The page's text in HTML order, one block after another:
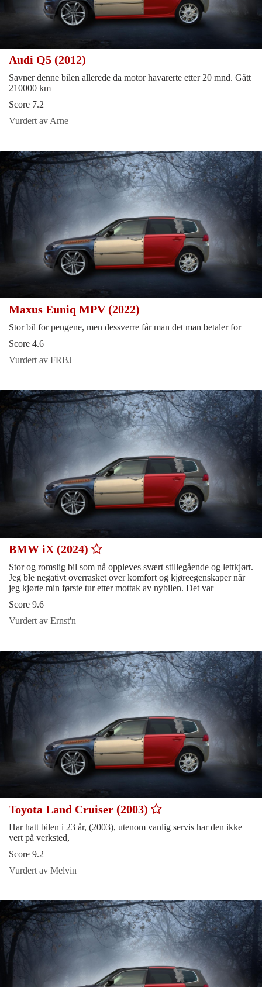
Audi Q5 (2012)
Savner denne bilen allerede da motor havarerte etter 20 mnd. Gått
210000 km
Score 7.2
Vurdert av Arne
Maxus Euniq MPV (2022)
Stor bil for pengene, men dessverre får man det man betaler for
Score 4.6
Vurdert av FRBJ
BMW iX (2024)
Stor og romslig bil som nå oppleves svært stillegående og lettkjørt.
Jeg ble negativt overrasket over komfort og kjøreegenskaper når
jeg kjørte min første tur etter mottak av nybilen. Det var
Score 9.6
Vurdert av Ernst'n
Toyota Land Cruiser (2003)
Har hatt bilen i 23 år, (2003), utenom vanlig servis har den ikke
vert på verksted,
Score 9.2
Vurdert av Melvin